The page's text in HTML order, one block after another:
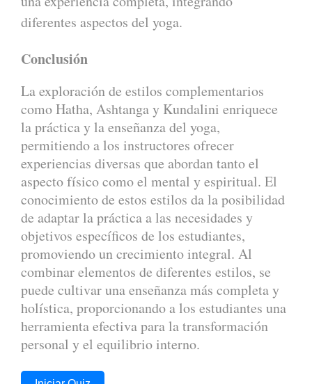
diferentes aspectos del yoga.
Conclusión
La exploración de estilos complementarios
como Hatha, Ashtanga y Kundalini enriquece
la práctica y la enseñanza del yoga,
permitiendo a los instructores ofrecer
experiencias diversas que abordan tanto el
aspecto físico como el mental y espiritual. El
conocimiento de estos estilos da la posibilidad
de adaptar la práctica a las necesidades y
objetivos específicos de los estudiantes,
promoviendo un crecimiento integral. Al
combinar elementos de diferentes estilos, se
puede cultivar una enseñanza más completa y
holística, proporcionando a los estudiantes una
herramienta efectiva para la transformación
personal y el equilibrio interno.